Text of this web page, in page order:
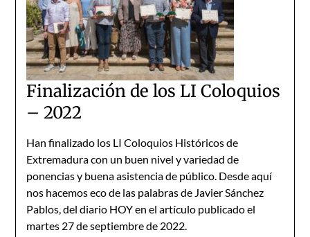
Finalización de los LI Coloquios
– 2022
Han finalizado los LI Coloquios Históricos de
Extremadura con un buen nivel y variedad de
ponencias y buena asistencia de público. Desde aquí
nos hacemos eco de las palabras de Javier Sánchez
Pablos, del diario HOY en el artículo publicado el
martes 27 de septiembre de 2022.